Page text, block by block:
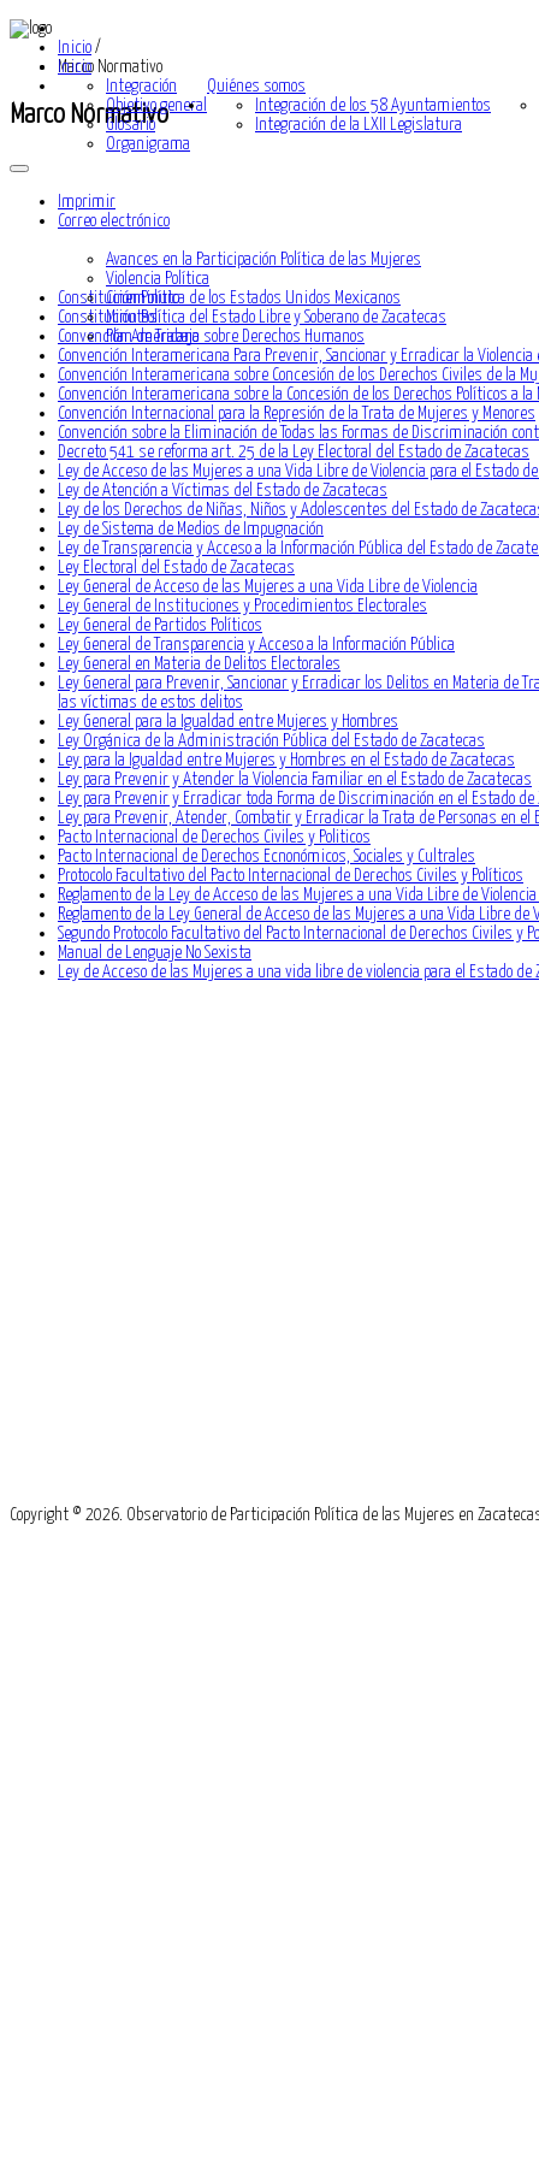
Inicio
Quiénes somos
Integración
Objetivo general
Glosario
Organigrama
Integración de los 58 Ayuntamientos
Integración de la LXII Legislatura
Avances en la Participación Política de las Mujeres
Violencia Política
Cineminuto
Minutas
Plan de Trabajo
Inicio /
Marco Normativo
Marco Normativo
Imprimir
Correo electrónico
Constitución Política de los Estados Unidos Mexicanos
Constitución Política del Estado Libre y Soberano de Zacatecas
Convención Americana sobre Derechos Humanos
Convención Interamericana Para Prevenir, Sancionar y Erradicar la
Convención Interamericana sobre Concesión de los Derechos Civiles de la
Convención Interamericana sobre la Concesión de los Derechos Políticos a la
Convención Internacional para la Represión de la Trata de Mujeres y Menores
Convención sobre la Eliminación de Todas las Formas de Discriminación
Decreto 541 se reforma art. 25 de la Ley Electoral del Estado de Zacatecas
Ley de Acceso de las Mujeres a una Vida Libre de Violencia para el Estado
Ley de Atención a Víctimas del Estado de Zacatecas
Ley de los Derechos de Niñas, Niños y Adolescentes del Estado de
Ley de Sistema de Medios de Impugnación
Ley de Transparencia y Acceso a la Información Pública del Estado de
Ley Electoral del Estado de Zacatecas
Ley General de Acceso de las Mujeres a una Vida Libre de Violencia
Ley General de Instituciones y Procedimientos Electorales
Ley General de Partidos Políticos
Ley General de Transparencia y Acceso a la Información Pública
Ley General en Materia de Delitos Electorales
Ley General para Prevenir, Sancionar y Erradicar los Delitos en Materia de
las víctimas de estos delitos
Ley General para la Igualdad entre Mujeres y Hombres
Ley Orgánica de la Administración Pública del Estado de Zacatecas
Ley para la Igualdad entre Mujeres y Hombres en el Estado de Zacatecas
Ley para Prevenir y Atender la Violencia Familiar en el Estado de Zacatecas
Ley para Prevenir y Erradicar toda Forma de Discriminación en el Estado
Ley para Prevenir, Atender, Combatir y Erradicar la Trata de Personas en el
Pacto Internacional de Derechos Civiles y Politicos
Pacto Internacional de Derechos Ecnonómicos, Sociales y Cultrales
Protocolo Facultativo del Pacto Internacional de Derechos Civiles y Políticos
Reglamento de la Ley de Acceso de las Mujeres a una Vida Libre de
Reglamento de la Ley General de Acceso de las Mujeres a una Vida Libre de
Segundo Protocolo Facultativo del Pacto Internacional de Derechos Civiles y
Manual de Lenguaje No Sexista
Ley de Acceso de las Mujeres a una vida libre de violencia para el Estado de
Copyright © 2026. Observatorio de Participación Política de las Mujeres en